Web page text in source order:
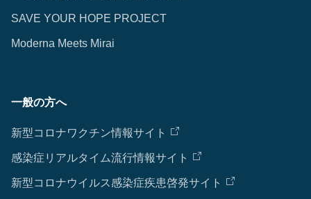
SAVE YOUR HOPE PROJECT
Moderna Meets Mirai
一般の方へ
新型コロナワクチン情報サイト
感染症リアルタイム流行情報サイト
新型コロナウイルス感染症疾患啓発サイト